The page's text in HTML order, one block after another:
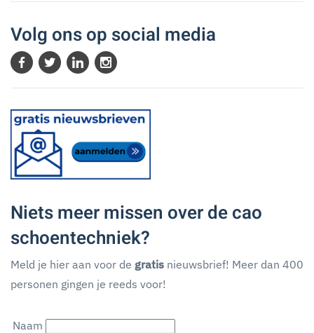
Volg ons op social media
Niets meer missen over de cao
schoentechniek?
Meld je hier aan voor de gratis nieuwsbrief! Meer dan 400
personen gingen je reeds voor!
Naam